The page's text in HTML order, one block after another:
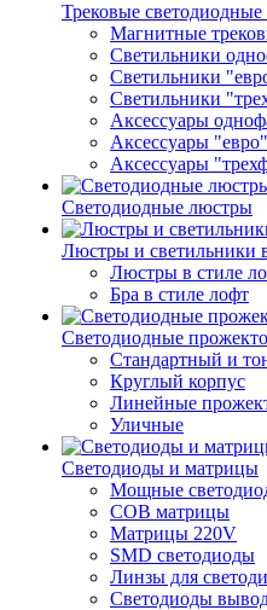
Трековые светодиодные
Магнитные
Светильники
Светильники
Светильники
Аксессуары
Аксессуары
Аксессуары
Светодиодные люстры
Люстры и светильники
Люстры в стиле
Бра в стиле лофт
Светодиодные
Стандартный и
Круглый корпус
Линейные
Уличные
Светодиоды и матрицы
Мощные
COB матрицы
Матрицы 220V
SMD светодиоды
Линзы для
Светодиоды